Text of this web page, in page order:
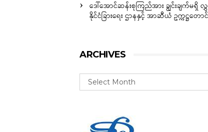
ဒေါ်အောင်ဆန်းစုကြည်အား ချွင်းချက်မရှိ
နိုင်ငံခြားရေး ဌာနနှင့် အာဆီယံ ဥက္ကဋ္ဌတော
ARCHIVES